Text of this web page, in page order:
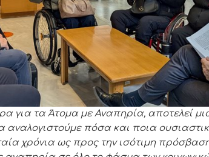
για τα Άτομα με Αναπηρία, αποτελεί
αναλογιστούμε πόσα και ποια
χρόνια ως προς την ισότιμη